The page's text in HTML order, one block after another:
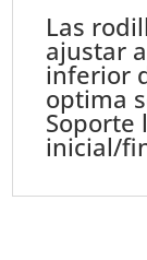
A3062
cantidad
Las
ajustar
inferior
optima
Soporte
inicial/